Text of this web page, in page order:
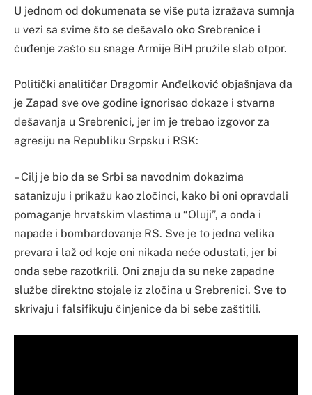
U jednom od dokumenata se više puta izražava sumnja
u vezi sa svime što se dešavalo oko Srebrenice i
čuđenje zašto su snage Armije BiH pružile slab otpor.
Politički analitičar Dragomir Anđelković objašnjava da
je Zapad sve ove godine ignorisao dokaze i stvarna
dešavanja u Srebrenici, jer im je trebao izgovor za
agresiju na Republiku Srpsku i RSK:
– Cilj je bio da se Srbi sa navodnim dokazima
satanizuju i prikažu kao zločinci, kako bi oni opravdali
pomaganje hrvatskim vlastima u “Oluji”, a onda i
napade i bombardovanje RS. Sve je to jedna velika
prevara i laž od koje oni nikada neće odustati, jer bi
onda sebe razotkrili. Oni znaju da su neke zapadne
službe direktno stojale iz zločina u Srebrenici. Sve to
skrivaju i falsifikuju činjenice da bi sebe zaštitili.